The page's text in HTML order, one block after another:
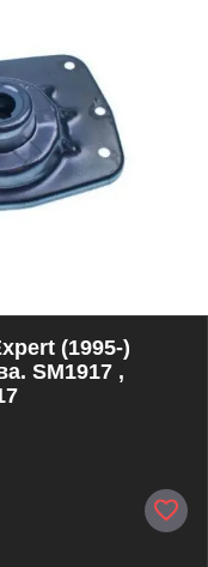
(1995-)
SM1917 ,